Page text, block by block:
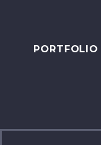
PORTFOLIO